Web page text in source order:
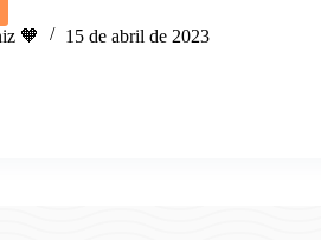
🧡 15 de abril de 2023